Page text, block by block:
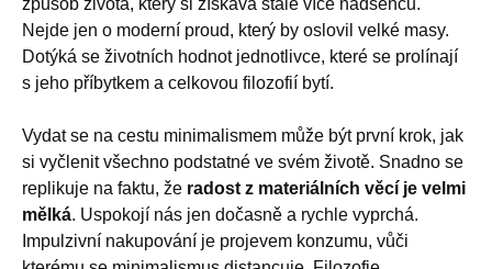
Nejde jen o moderní proud, který by oslovil velké masy.
Dotýká se životních hodnot jednotlivce, které se prolínají
s jeho příbytkem a celkovou filozofií bytí.
Vydat se na cestu minimalismem může být první krok, jak
si vyčlenit všechno podstatné ve svém životě. Snadno se
replikuje na faktu, že radost z materiálních věcí je velmi
mělká. Uspokojí nás jen dočasně a rychle vyprchá.
Impulzivní nakupování je projevem konzumu, vůči